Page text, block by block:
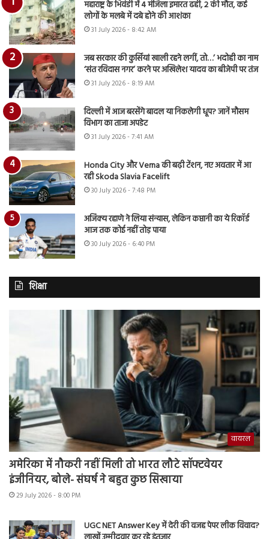
महाराष्ट्र के भिवंडी में 4 मंजिला इमारत ढही, 2 की मौत, कई
लोगों के मलबे में दबे होने की आशंका
31 July 2026 - 8:42 AM
जब सरकार की कुर्सियां खाली रहने लगीं, तो…’ भदोही का नाम
‘संत रविदास नगर’ करने पर अखिलेश यादव का बीजेपी पर तंज
31 July 2026 - 8:19 AM
दिल्ली में आज बरसेंगे बादल या निकलेगी धूप? जानें मौसम
विभाग का ताजा अपडेट
31 July 2026 - 7:41 AM
Honda City और Verna की बढ़ी टेंशन, नए अवतार में आ
रही Skoda Slavia Facelift
30 July 2026 - 7:48 PM
अजिंक्य रहाणे ने लिया संन्यास, लेकिन कप्तानी का ये रिकॉर्ड
आज तक कोई नहीं तोड़ पाया
30 July 2026 - 6:40 PM
शिक्षा
वायरल
अमेरिका में नौकरी नहीं मिली तो भारत लौटे सॉफ्टवेयर
इंजीनियर, बोले- संघर्ष ने बहुत कुछ सिखाया
29 July 2026 - 8:00 PM
UGC NET Answer Key में देरी की वजह पेपर लीक विवाद?